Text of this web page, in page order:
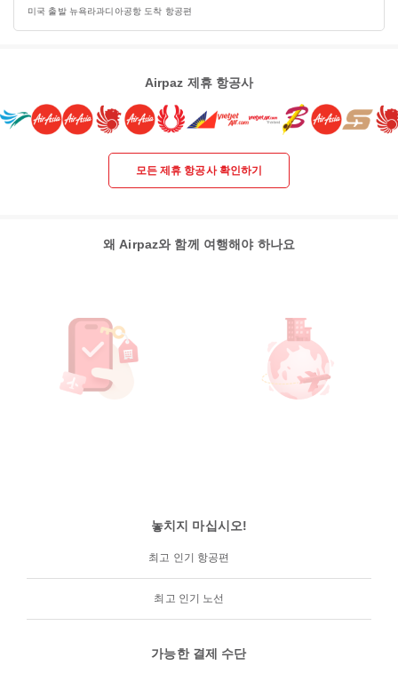
미국 출발 뉴욕라과디아공항 도착 항공편
Airpaz 제휴 항공사
모든 제휴 항공사 확인하기
왜 Airpaz와 함께 여행해야 하나요
놓치지 마십시오!
최고 인기 항공편
최고 인기 노선
가능한 결제 수단